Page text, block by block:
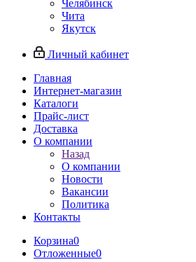
Челябинск
Чита
Якутск
Личный кабинет
Главная
Интернет-магазин
Каталоги
Прайс-лист
Доставка
О компании
Назад
О компании
Новости
Вакансии
Политика
Контакты
Корзина0
Отложенные0